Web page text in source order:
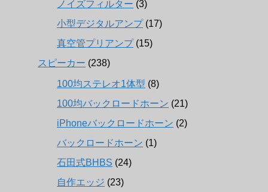
ノイズフィルター (3)
小型デジタルアンプ(17)
真空管プリアンプ(15)
スピーカー (238)
100均ステレオ1体型 (8)
100均バックロードホーン (21)
iPhoneバックロードホーン (2)
バックロードホーン (1)
石田式BHBS (24)
自作エッジ (23)